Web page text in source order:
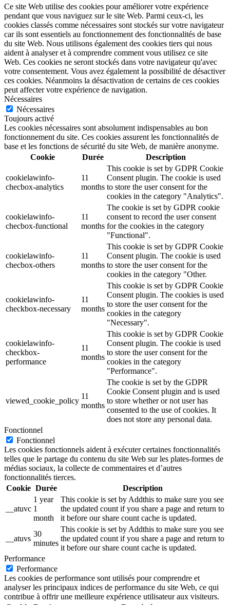
Ce site Web utilise des cookies pour améliorer votre expérience
pendant que vous naviguez sur le site Web. Parmi ceux-ci, les
cookies classés comme nécessaires sont stockés sur votre navigateur
car ils sont essentiels au fonctionnement des fonctionnalités de base
du site Web. Nous utilisons également des cookies tiers qui nous
aident à analyser et à comprendre comment vous utilisez ce site
Web. Ces cookies ne seront stockés dans votre navigateur qu'avec
votre consentement. Vous avez également la possibilité de désactiver
ces cookies. Néanmoins la désactivation de certains de ces cookies
peut affecter votre expérience de navigation.
Nécessaires
Nécessaires
Toujours activé
Les cookies nécessaires sont absolument indispensables au bon
fonctionnement du site. Ces cookies assurent les fonctionnalités de
base et les fonctions de sécurité du site Web, de manière anonyme.
Cookie
Durée Description
cookielawinfo-
checbox-analytics
11
months
This cookie is set by GDPR Cookie
Consent plugin. The cookie is used
to store the user consent for the
cookies in the category "Analytics".
cookielawinfo-
checbox-functional
11
months
The cookie is set by GDPR cookie
consent to record the user consent
for the cookies in the category
"Functional".
cookielawinfo-
checbox-others
11
months
This cookie is set by GDPR Cookie
Consent plugin. The cookie is used
to store the user consent for the
cookies in the category "Other.
cookielawinfo-
checkbox-necessary
11
months
This cookie is set by GDPR Cookie
Consent plugin. The cookies is used
to store the user consent for the
cookies in the category
"Necessary".
cookielawinfo-
checkbox-
performance
11
months
This cookie is set by GDPR Cookie
Consent plugin. The cookie is used
to store the user consent for the
cookies in the category
"Performance".
viewed_cookie_policy
11
months
The cookie is set by the GDPR
Cookie Consent plugin and is used
to store whether or not user has
consented to the use of cookies. It
does not store any personal data.
Fonctionnel
Fonctionnel
Les cookies fonctionnels aident à exécuter certaines fonctionnalités
telles que le partage du contenu du site Web sur les plates-formes de
médias sociaux, la collecte de commentaires et d’autres
fonctionnalités tierces.
Cookie Durée Description
__atuvc
1 year
1
month
This cookie is set by Addthis to make sure you see
the updated count if you share a page and return to
it before our share count cache is updated.
__atuvs
30
minutes
This cookie is set by Addthis to make sure you see
the updated count if you share a page and return to
it before our share count cache is updated.
Performance
Performance
Les cookies de performance sont utilisés pour comprendre et
analyser les principaux indices de performance du site Web, ce qui
contribue à offrir une meilleure expérience utilisateur aux visiteurs.